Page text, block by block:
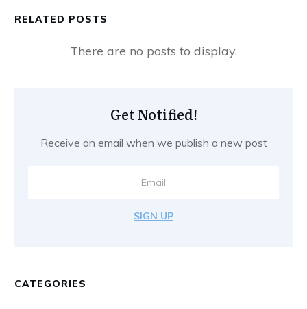
RELATED POSTS
Get Notified!
Receive an email when we publish a new post
SIGN UP
CATEGORIES